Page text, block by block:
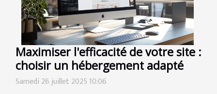
Maximiser l'efficacité de votre site :
choisir un hébergement adapté
Samedi 26 juillet 2025 10:06